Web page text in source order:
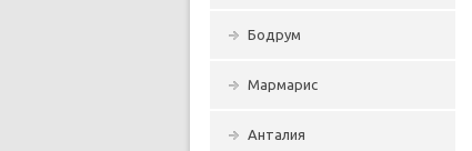
Бодрум
Мармарис
Анталия